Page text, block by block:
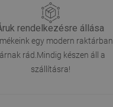
rendelkezésre állása
egy modern raktárban
rád.Mindig készen áll a
szállításra!